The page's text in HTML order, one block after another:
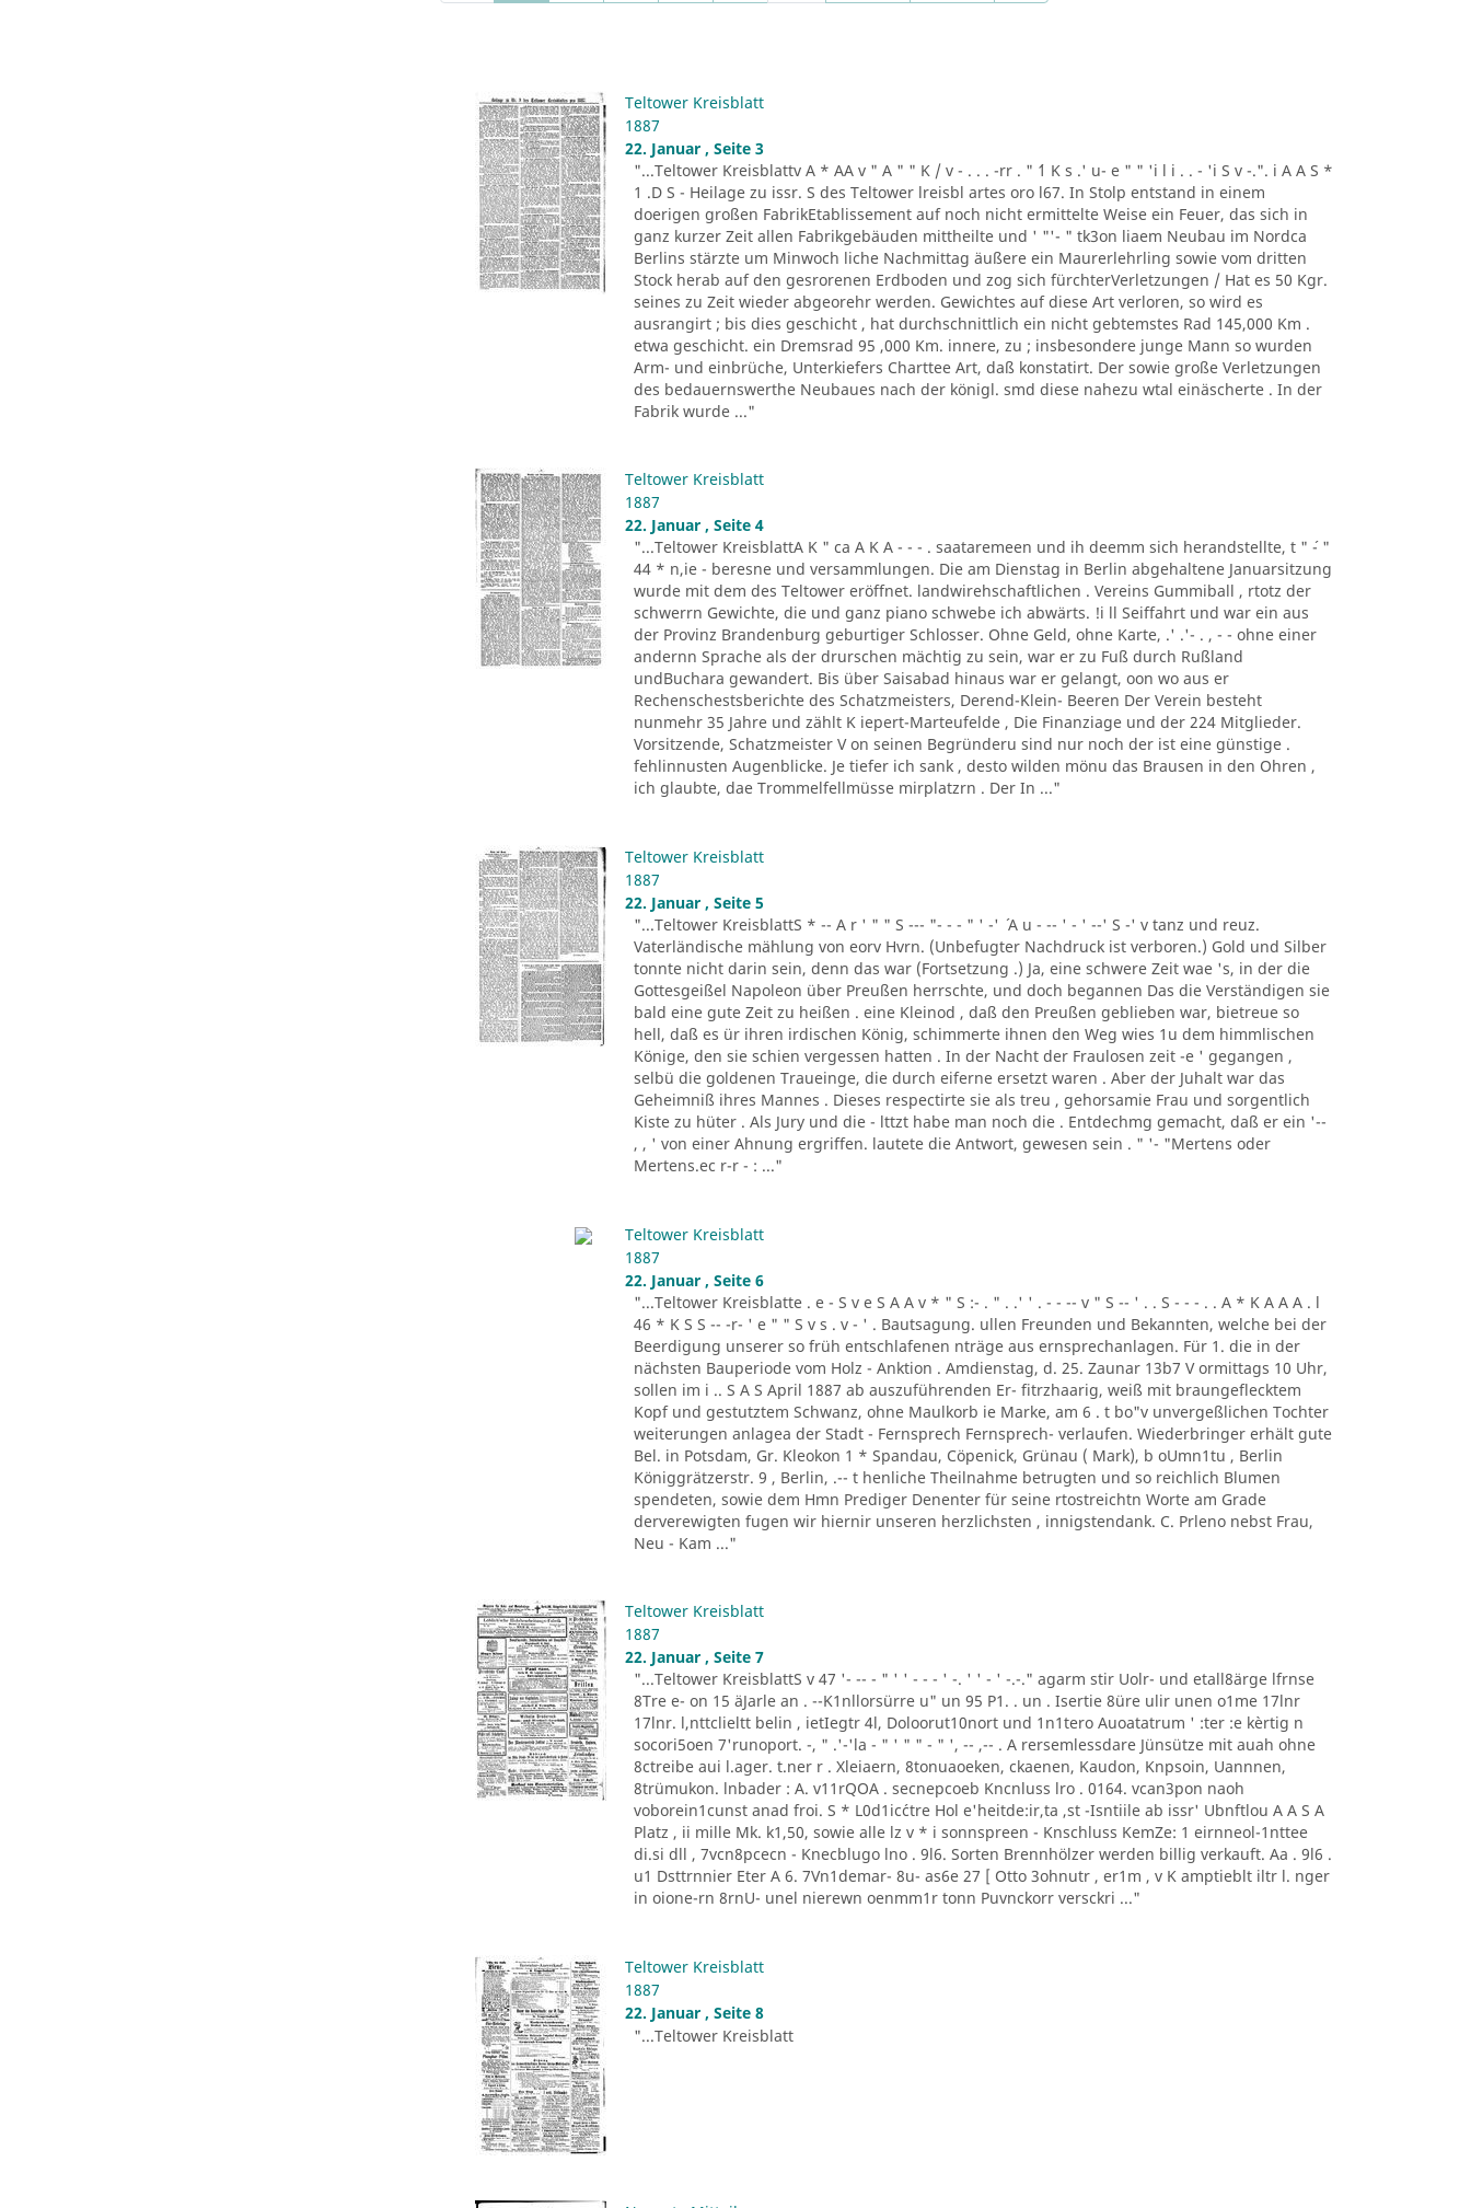
Teltower Kreisblatt
1887
22. Januar , Seite 3
"...Teltower Kreisblattv A * AA v " A " " K / v - . . . -rr . " ´1 K s .' u- e " " 'i l i . . - 'i S v -.". i A A S *
1 .D S - Heilage zu issr. S des Teltower lreisbl artes oro l67. In Stolp entstand in einem
doerigen großen FabrikEtablissement auf noch nicht ermittelte Weise ein Feuer, das sich in
ganz kurzer Zeit allen Fabrikgebäuden mittheilte und ' "'- " tk3on liaem Neubau im Nordca
Berlins stärzte um Minwoch liche Nachmittag äußere ein Maurerlehrling sowie vom dritten
Stock herab auf den gesrorenen Erdboden und zog sich fürchterVerletzungen / Hat es 50 Kgr.
seines zu Zeit wieder abgeorehr werden. Gewichtes auf diese Art verloren, so wird es
ausrangirt ; bis dies geschicht , hat durchschnittlich ein nicht gebtemstes Rad 145,000 Km .
etwa geschicht. ein Dremsrad 95 ,000 Km. innere, zu ; insbesondere junge Mann so wurden
Arm- und einbrüche, Unterkiefers Charttee Art, daß konstatirt. Der sowie große Verletzungen
des bedauernswerthe Neubaues nach der königl. smd diese nahezu wtal einäscherte . In der
Fabrik wurde ..."
Teltower Kreisblatt
1887
22. Januar , Seite 4
"...Teltower KreisblattA K " ca A K A - - - . saataremeen und ih deemm sich herandstellte, t " ´- "
44 * n,ie - beresne und versammlungen. Die am Dienstag in Berlin abgehaltene Januarsitzung
wurde mit dem des Teltower eröffnet. landwirehschaftlichen . Vereins Gummiball , rtotz der
schwerrn Gewichte, die und ganz piano schwebe ich abwärts. !i ll Seiffahrt und war ein aus
der Provinz Brandenburg geburtiger Schlosser. Ohne Geld, ohne Karte, .' .'- . , - - ohne einer
andernn Sprache als der drurschen mächtig zu sein, war er zu Fuß durch Rußland
undBuchara gewandert. Bis über Saisabad hinaus war er gelangt, oon wo aus er
Rechenschestsberichte des Schatzmeisters, Derend-Klein- Beeren Der Verein besteht
nunmehr 35 Jahre und zählt K iepert-Marteufelde , Die Finanziage und der 224 Mitglieder.
Vorsitzende, Schatzmeister V on seinen Begründeru sind nur noch der ist eine günstige .
fehlinnusten Augenblicke. Je tiefer ich sank , desto wilden mönu das Brausen in den Ohren ,
ich glaubte, dae Trommelfellmüsse mirplatzrn . Der In ..."
Teltower Kreisblatt
1887
22. Januar , Seite 5
"...Teltower KreisblattS * -- A r ' " " S --- "- - - " ' -' ´ A u - -- ' - ' --' S -' v tanz und reuz.
Vaterländische mählung von eorv Hvrn. (Unbefugter Nachdruck ist verboren.) Gold und Silber
tonnte nicht darin sein, denn das war (Fortsetzung .) Ja, eine schwere Zeit wae 's, in der die
Gottesgeißel Napoleon über Preußen herrschte, und doch begannen Das die Verständigen sie
bald eine gute Zeit zu heißen . eine Kleinod , daß den Preußen geblieben war, bietreue so
hell, daß es ür ihren irdischen König, schimmerte ihnen den Weg wies 1u dem himmlischen
Könige, den sie schien vergessen hatten . In der Nacht der Fraulosen zeit -e ' gegangen ,
selbü die goldenen Traueinge, die durch eiferne ersetzt waren . Aber der Juhalt war das
Geheimniß ihres Mannes . Dieses respectirte sie als treu , gehorsamie Frau und sorgentlich
Kiste zu hüter . Als Jury und die - lttzt habe man noch die . Entdechmg gemacht, daß er ein '--
, , ' von einer Ahnung ergriffen. lautete die Antwort, gewesen sein . " '- "Mertens oder
Mertens.ec r-r - : ..."
Teltower Kreisblatt
1887
22. Januar , Seite 6
"...Teltower Kreisblatte . e - S v e S A A v * " S :- . " . .' ' . - - -- v " S -- ' . . S - - - . . A * K A A A . l
46 * K S S -- -r- ' e " " S v s . v - ' . Bautsagung. ullen Freunden und Bekannten, welche bei der
Beerdigung unserer so früh entschlafenen nträge aus ernsprechanlagen. Für 1. die in der
nächsten Bauperiode vom Holz - Anktion . Amdienstag, d. 25. Zaunar 13b7 V ormittags 10 Uhr,
sollen im i .. S A S April 1887 ab auszuführenden Er- fitrzhaarig, weiß mit braungeflecktem
Kopf und gestutztem Schwanz, ohne Maulkorb ie Marke, am 6 . t bo"v unvergeßlichen Tochter
weiterungen anlagea der Stadt - Fernsprech Fernsprech- verlaufen. Wiederbringer erhält gute
Bel. in Potsdam, Gr. Kleokon 1 * Spandau, Cöpenick, Grünau ( Mark), b oUmn1tu , Berlin
Königgrätzerstr. 9 , Berlin, .-- t henliche Theilnahme betrugten und so reichlich Blumen
spendeten, sowie dem Hmn Prediger Denenter für seine rtostreichtn Worte am Grade
derverewigten fugen wir hiernir unseren herzlichsten , innigstendank. C. Prleno nebst Frau,
Neu - Kam ..."
Teltower Kreisblatt
1887
22. Januar , Seite 7
"...Teltower KreisblattS v 47 '- -- - " ' ' - - - ' -. ' ' - ' -.-." agarm stir Uolr- und etall8ärge lfrnse
8Tre e- on 15 äJarle an . --K1nllorsürre u" un 95 P1. . un . Isertie 8üre ulir unen o1me 17lnr
17lnr. l,nttclieltt belin , ietIegtr 4l, Doloorut10nort und 1n1tero Auoatatrum ' :ter :e kèrtig n
socori5oen 7'runoport. -, " .'-'la - " ' " " - " ', -- ,-- . A rersemlessdare Jünsütze mit auah ohne
8ctreibe aui l.ager. t.ner r . Xleiaern, 8tonuaoeken, ckaenen, Kaudon, Knpsoin, Uannnen,
8trümukon. lnbader : A. v11rQOA . secnepcoeb Kncnluss lro . 0164. vcan3pon naoh
voborein1cunst anad froi. S * L0d1ic´ctre Hol e'heitde:ir,ta ,st -Isntiile ab issr' Ubnftlou A A S A
Platz , ii mille Mk. k1,50, sowie alle lz v * i sonnspreen - Knschluss KemZe: 1 eirnneol-1nttee
di.si dll , 7vcn8pcecn - Knecblugo lno . 9l6. Sorten Brennhölzer werden billig verkauft. Aa . 9l6 .
u1 Dsttrnnier Eter A 6. 7Vn1demar- 8u- as6e 27 [ Otto 3ohnutr , er1m , v K amptieblt iltr l. nger
in oione-rn 8rnU- unel nierewn oenmm1r tonn Puvnckorr versckri ..."
Teltower Kreisblatt
1887
22. Januar , Seite 8
"...Teltower Kreisblatt